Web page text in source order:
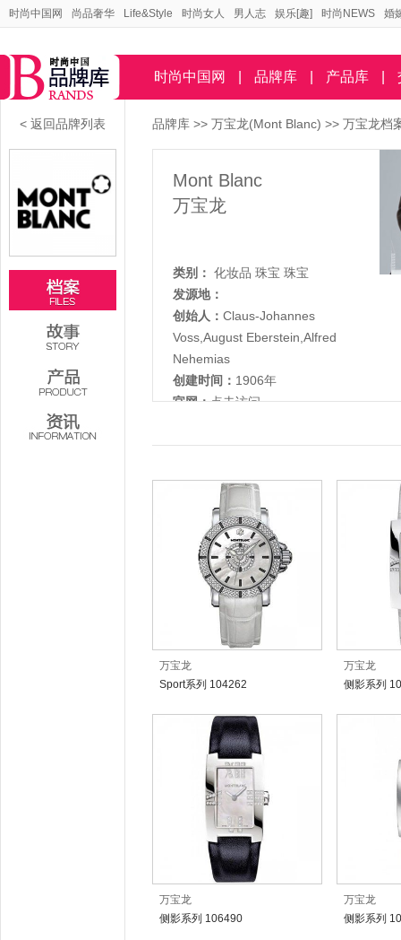
时尚中国网 尚品奢华 Life&Style 时尚女人 男人志 娱乐[趣] 时尚NEWS 婚
时尚中国网 品牌库 产品库
< 返回品牌列表 品牌库 >> 万宝龙(Mont Blanc) >> 万宝龙档
Mont Blanc
万宝龙
类别： 化妆品 珠宝 珠宝
发源地：
创始人： Claus-Johannes
Voss,August Eberstein,Alfred
Nehemias
创建时间： 1906年
官网：点击访问
万宝龙
Sport系列 104262
万宝龙
侧影系列
万宝龙
侧影系列 106490
万宝龙
侧影系列